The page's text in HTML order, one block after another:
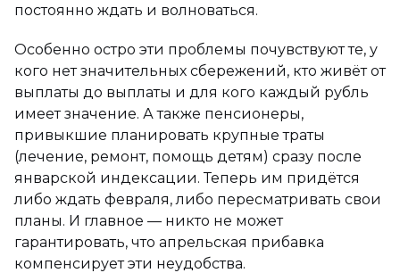
постоянно ждать и волноваться.
Особенно остро эти проблемы почувствуют те, у
кого нет значительных сбережений, кто живёт от
выплаты до выплаты и для кого каждый рубль
имеет значение. А также пенсионеры,
привыкшие планировать крупные траты
(лечение, ремонт, помощь детям) сразу после
январской индексации. Теперь им придётся
либо ждать февраля, либо пересматривать свои
планы. И главное — никто не может
гарантировать, что апрельская прибавка
компенсирует эти неудобства.